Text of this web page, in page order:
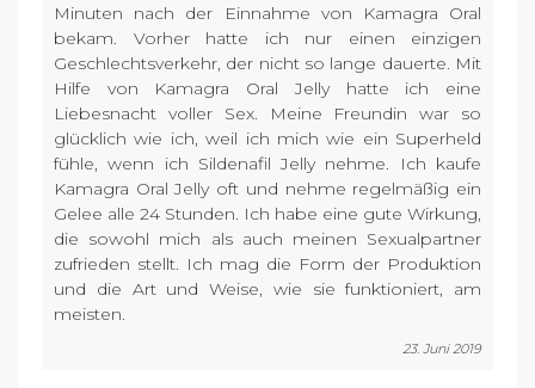
Minuten nach der Einnahme von Kamagra Oral
bekam. Vorher hatte ich nur einen einzigen
Geschlechtsverkehr, der nicht so lange dauerte. Mit
Hilfe von Kamagra Oral Jelly hatte ich eine
Liebesnacht voller Sex. Meine Freundin war so
glücklich wie ich, weil ich mich wie ein Superheld
fühle, wenn ich Sildenafil Jelly nehme. Ich kaufe
Kamagra Oral Jelly oft und nehme regelmäßig ein
Gelee alle 24 Stunden. Ich habe eine gute Wirkung,
die sowohl mich als auch meinen Sexualpartner
zufrieden stellt. Ich mag die Form der Produktion
und die Art und Weise, wie sie funktioniert, am
meisten.
23. Juni 2019